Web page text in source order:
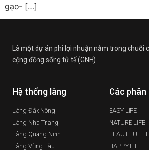
gạo- […]
Là một dự án phi lợi nhuận nằm trong chuỗi
cộng đồng sống tử tế (GNH)
Hệ thống làng
Làng Đắk Nông
Làng Nha Trang
Làng Quảng Ninh
Làng Vũng Tàu
Các phân
EASY LIFE
NATURE LIFE
BEAUTIFUL
HAPPY LIFE